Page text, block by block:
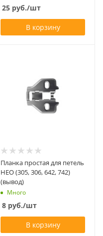
25 руб./шт
В корзину
Планка простая для петель
НЕО (305, 306, 642, 742)
(вывод)
Много
8 руб./шт
В корзину